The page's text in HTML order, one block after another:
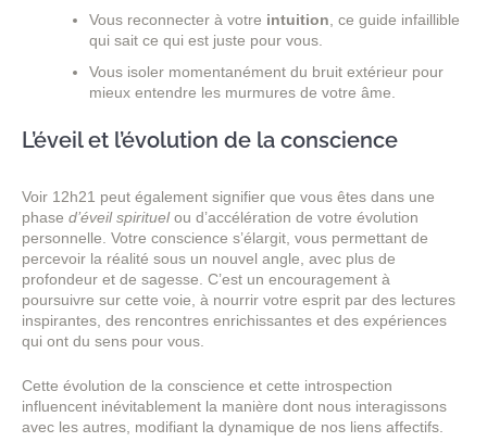
Vous reconnecter à votre intuition , ce guide infaillible
qui sait ce qui est juste pour vous.
Vous isoler momentanément du bruit extérieur pour
mieux entendre les murmures de votre âme.
L’éveil et l’évolution de la conscience
Voir 12h21 peut également signifier que vous êtes dans une
phase d’éveil spirituelou d’accélération de votre évolution
personnelle. Votre conscience s’élargit, vous permettant de
percevoir la réalité sous un nouvel angle, avec plus de
profondeur et de sagesse. C’est un encouragement à
poursuivre sur cette voie, à nourrir votre esprit par des lectures
inspirantes, des rencontres enrichissantes et des expériences
qui ont du sens pour vous.
Cette évolution de la conscience et cette introspection
influencent inévitablement la manière dont nous interagissons
avec les autres, modifiant la dynamique de nos liens affectifs.